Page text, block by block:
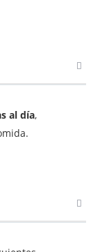
al día,